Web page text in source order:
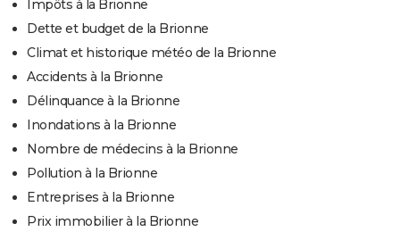
Impôts à la Brionne
Dette et budget de la Brionne
Climat et historique météo de la Brionne
Accidents à la Brionne
Délinquance à la Brionne
Inondations à la Brionne
Nombre de médecins à la Brionne
Pollution à la Brionne
Entreprises à la Brionne
Prix immobilier à la Brionne